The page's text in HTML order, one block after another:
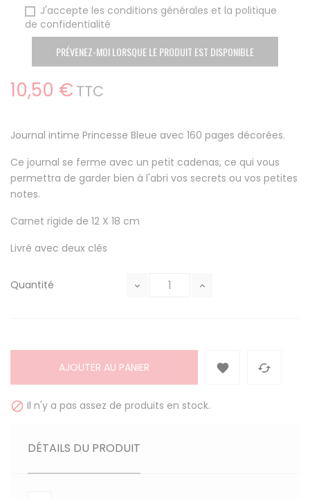
J'accepte les conditions générales et la politique
de confidentialité
PRÉVENEZ-MOI LORSQUE LE PRODUIT EST DISPONIBLE
10,50 € TTC
Journal intime Princesse Bleue avec 160 pages décorées.
Ce journal se ferme avec un petit cadenas, ce qui vous
permettra de garder bien à l'abri vos secrets ou vos petites
notes.
Carnet rigide de 12 X 18 cm
Livré avec deux clés
Quantité
AJOUTER AU PANIER  
 Il n'y a pas assez de produits en stock.
DÉTAILS DU PRODUIT